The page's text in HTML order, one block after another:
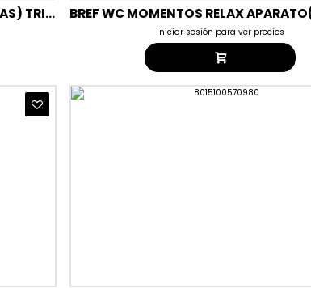
BREF WC GEL BRILLANTE APARATO(BOLAS) TRIPLO OCEANO ARTICO
Iniciar sesión para ver precios